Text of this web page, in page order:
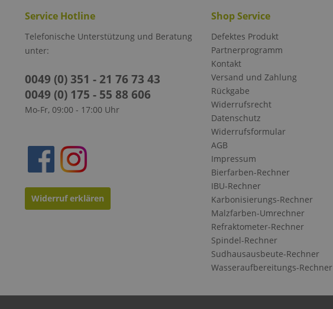
Service Hotline
Telefonische Unterstützung und Beratung
unter:
0049 (0) 351 - 21 76 73 43
0049 (0) 175 - 55 88 606
Mo-Fr, 09:00 - 17:00 Uhr
Widerruf erklären
Shop Service
Defektes Produkt
Partnerprogramm
Kontakt
Versand und Zahlung
Rückgabe
Widerrufsrecht
Datenschutz
Widerrufsformular
AGB
Impressum
Bierfarben-Rechner
IBU-Rechner
Karbonisierungs-Rechner
Malzfarben-Umrechner
Refraktometer-Rechner
Spindel-Rechner
Sudhausausbeute-Rechner
Wasseraufbereitungs-Rechner